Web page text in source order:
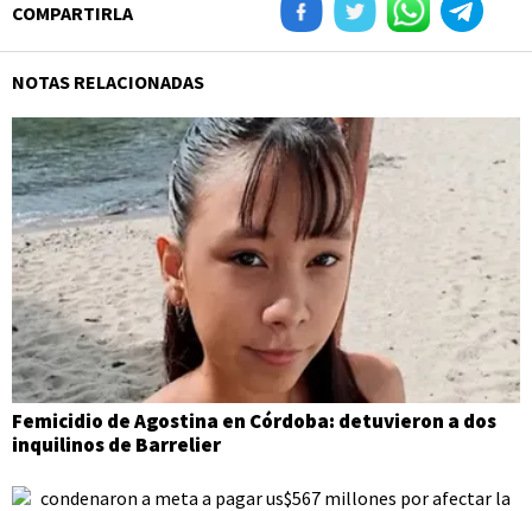
COMPARTIRLA
NOTAS RELACIONADAS
Femicidio de Agostina en Córdoba: detuvieron a dos
inquilinos de Barrelier